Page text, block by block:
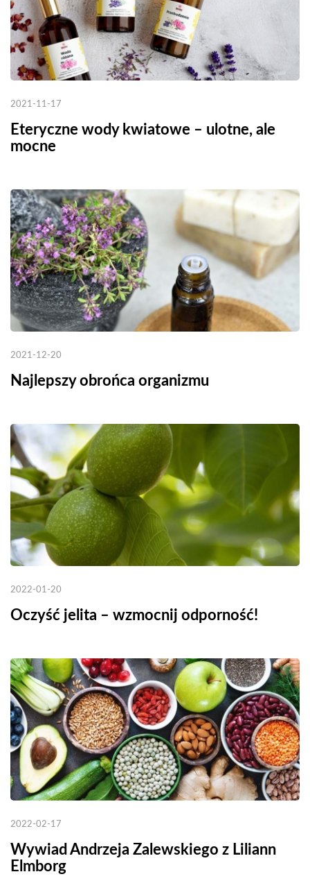
2021-11-17
Eteryczne wody kwiatowe – ulotne, ale
mocne
2021-12-20
Najlepszy obrońca organizmu
2022-01-20
Oczyść jelita – wzmocnij odporność!
2022-02-17
Wywiad Andrzeja Zalewskiego z Liliann
Elmborg